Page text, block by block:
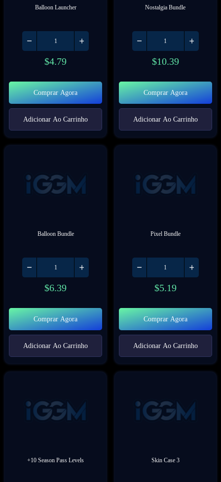
Balloon Launcher
$4.79
Comprar Agora
Adicionar Ao Carrinho
Nostalgia Bundle
$10.39
Comprar Agora
Adicionar Ao Carrinho
Balloon Bundle
$6.39
Comprar Agora
Adicionar Ao Carrinho
Pixel Bundle
$5.19
Comprar Agora
Adicionar Ao Carrinho
+10 Season Pass Levels Skin Case 3